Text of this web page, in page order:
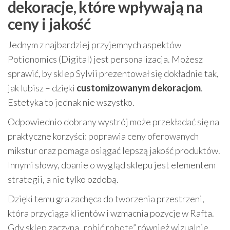
dekoracje, które wpływają na
ceny i jakość
Jednym z najbardziej przyjemnych aspektów
Potionomics (Digital) jest personalizacja. Możesz
sprawić, by sklep Sylvii prezentował się dokładnie tak,
jak lubisz – dzięki customizowanym dekoracjom.
Estetyka to jednak nie wszystko.
Odpowiednio dobrany wystrój może przekładać się na
praktyczne korzyści: poprawia ceny oferowanych
mikstur oraz pomaga osiągać lepszą jakość produktów.
Innymi słowy, dbanie o wygląd sklepu jest elementem
strategii, a nie tylko ozdobą.
Dzięki temu gra zachęca do tworzenia przestrzeni,
która przyciąga klientów i wzmacnia pozycję w Rafta.
Gdy sklep zaczyna „robić robotę” również wizualnie,